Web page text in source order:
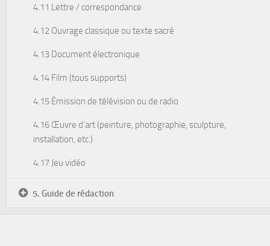
4.11 Lettre / correspondance
4.12 Ouvrage classique ou texte sacré
4.13 Document électronique
4.14 Film (tous supports)
4.15 Émission de télévision ou de radio
4.16 Œuvre d’art (peinture, photographie, sculpture,
installation, etc.)
4.17 Jeu vidéo
5. Guide de rédaction